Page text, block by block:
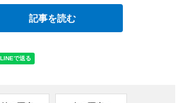
記事を読む